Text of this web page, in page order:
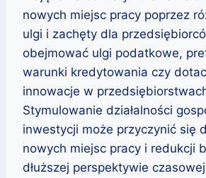
nowych miejsc pracy poprzez
ulgi i zachęty dla
obejmować ulgi podatkowe,
warunki kredytowania czy
innowacje w
Stymulowanie działalności
inwestycji może przyczynić się
nowych miejsc pracy i redukcji
dłuższej perspektywie